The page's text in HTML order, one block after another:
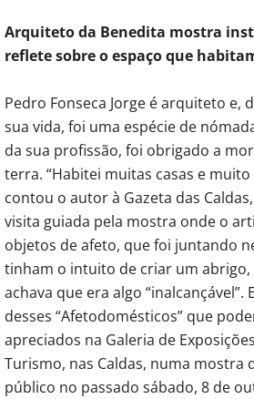
Arquiteto da Benedita mostra
reflete sobre o espaço que
Pedro Fonseca Jorge é arquiteto e,
sua vida, foi uma espécie de
da sua profissão, foi obrigado a
terra. “Habitei muitas casas e muito
contou o autor à Gazeta das
visita guiada pela mostra onde o
objetos de afeto, que foi juntando
tinham o intuito de criar um
achava que era algo “inalcançável”.
desses “Afetodomésticos” que
apreciados na Galeria de
Turismo, nas Caldas, numa mostra
público no passado sábado, 8 de